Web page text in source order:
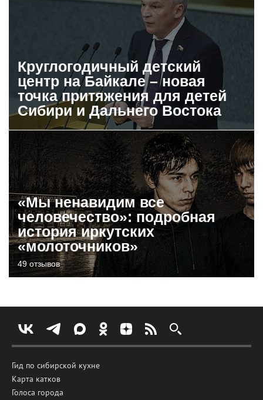
Круглогодичный детский
центр на Байкале – новая
точка притяжения для детей
Сибири и Дальнего Востока
«Мы ненавидим все
человечество»: подробная
история иркутских
«молоточников»
49 отзывов
Гид по сибирской кухне
Карта катков
Голоса города